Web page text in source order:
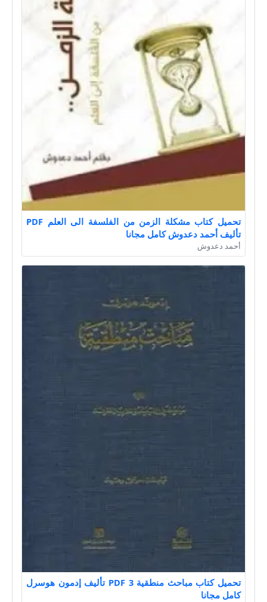
تحميل كتاب مشكلة الزمن من الفلسفة الى العلم PDF
تأليف أحمد دعدوش كامل مجانا
أحمد دعدوش
تحميل كتاب مباحث منطقية 3 PDF تأليف إدمون هوسرل
كامل مجانا